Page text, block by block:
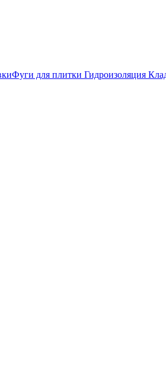
Фуги для плитки Гидроизоляция